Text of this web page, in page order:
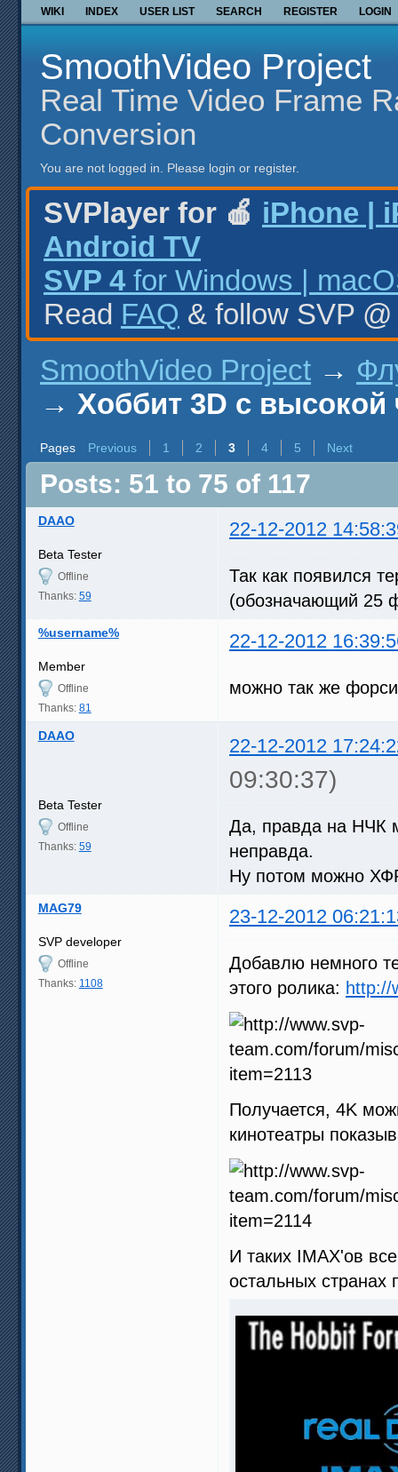
WIKI INDEX USER LIST SEARCH REGISTER LOGIN
SmoothVideo Project
Real Time Video Frame
Conversion
You are not logged in. Please login or register.
SVPlayer for 🍎 iPhone |
Android TV
SVP 4 for Windows |
Read FAQ & follow SVP
SmoothVideo Project →
→ Хоббит 3D с высокой
Pages Previous 1 2 3 4 5 Next
Posts: 51 to 75 of 117
DAAO 22-12-2012
Beta Tester
Offline
Thanks: 59
Так как появился
(обозначающий 25
%username% 22-12-2012
Member
Offline
Thanks: 81
можно так же
DAAO 22-12-2012
09:30:37)
Beta Tester
Offline
Thanks: 59
Да, правда на НЧК
неправда.
Ну потом можно
MAG79 23-12-2012
SVP developer
Offline
Thanks: 1108
Добавлю немного
этого ролика: http://
Получается, 4K
кинотеатры
И таких IMAX'ов
остальных странах